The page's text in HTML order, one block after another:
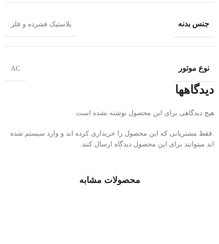
جنس بدنه پلاستیک فشرده و فلز
نوع موتور AC
دیدگاهها
هیچ دیدگاهی برای این محصول نوشته نشده است.
.فقط مشتریانی که این محصول را خریداری کرده اند و وارد سیستم شده
اند میتوانند برای این محصول دیدگاه ارسال کنند.
محصولات مشابه